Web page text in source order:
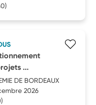
...
DE BORDEAUX
2026